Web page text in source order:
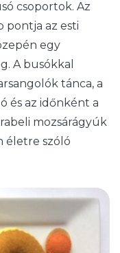
csoportok. Az
pontja az esti
egy
A busókkal
tánca, a
és az időnként a
mozsárágyúk
életre szóló